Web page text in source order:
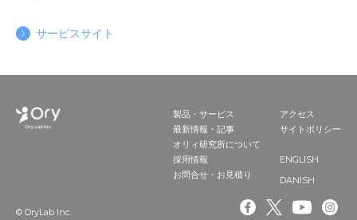
サービスサイト
製品・サービス
最新情報・記事
オリィ研究所について
採用情報
お問合せ・お見積り
アクセス
サイトポリシー
ENGLISH
DANISH
© OryLab Inc.